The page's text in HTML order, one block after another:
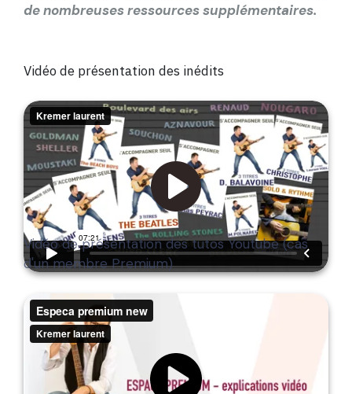
de nombreuses ressources supplémentaires.
Vidéo de présentation des inédits
Vidéo de présentation des tutos Youtube (cas
d'un membre Premium)